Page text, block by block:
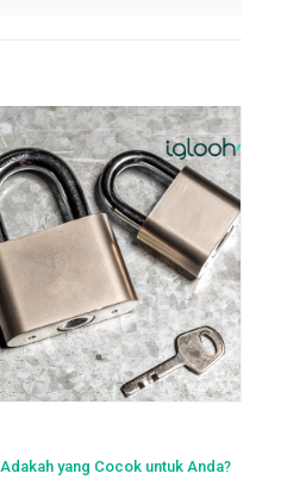
yang Cocok untuk Anda?